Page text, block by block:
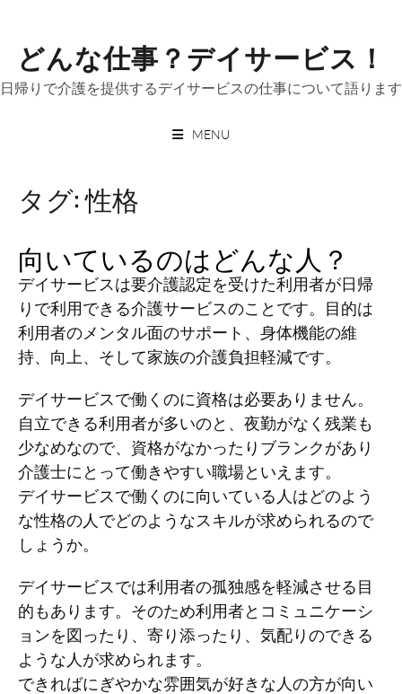
content
どんな仕事？デイサービス！
日帰りで介護を提供するデイサービスの仕事について語ります
MENU
タグ:性格
向いているのはどんな人？
デイサービスは要介護認定を受けた利用者が日帰
りで利用できる介護サービスのことです。目的は
利用者のメンタル面のサポート、身体機能の維
持、向上、そして家族の介護負担軽減です。
デイサービスで働くのに資格は必要ありません。
自立できる利用者が多いのと、夜勤がなく残業も
少なめなので、資格がなかったりブランクがあり
介護士にとって働きやすい職場といえます。
デイサービスで働くのに向いている人はどのよう
な性格の人でどのようなスキルが求められるので
しょうか。
デイサービスでは利用者の孤独感を軽減させる目
的もあります。そのため利用者とコミュニケーシ
ョンを図ったり、寄り添ったり、気配りのできる
ような人が求められます。
できればにぎやかな雰囲気が好きな人の方が向い